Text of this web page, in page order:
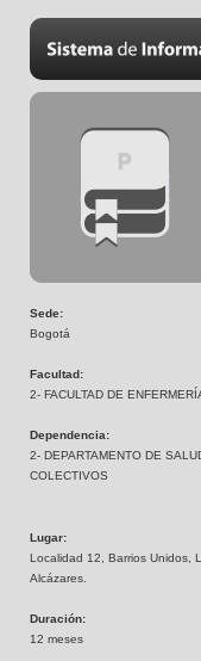
Sede:
Bogotá
Facultad:
2- FACULTAD DE
Dependencia:
2- DEPARTAMENTO DE
COLECTIVOS
Lugar:
Localidad 12, Barrios Unidos,
Alcázares.
Duración:
12 meses